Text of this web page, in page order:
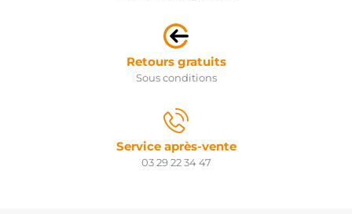
Retours gratuits
Sous conditions
Service après-vente
03 29 22 34 47